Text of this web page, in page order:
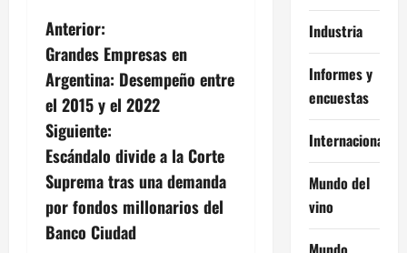
N
a
v
e
g
a
Anterior:
Grandes Empresas en
Argentina: Desempeño entre
el 2015 y el 2022
Siguiente:
Escándalo divide a la Corte
Suprema tras una demanda
por fondos millonarios del
Banco Ciudad
Industria
Informes y
encuestas
Internacional
Mundo del
vino